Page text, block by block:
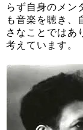
らず自身のメン
も音楽を聴き、
さなことではあ
考えています。